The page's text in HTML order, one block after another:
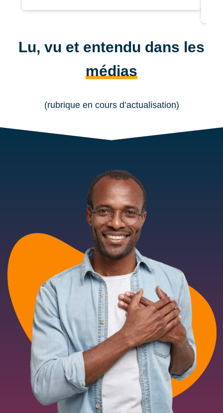
Lu, vu et entendu dans les
médias
(rubrique en cours d’actualisation)